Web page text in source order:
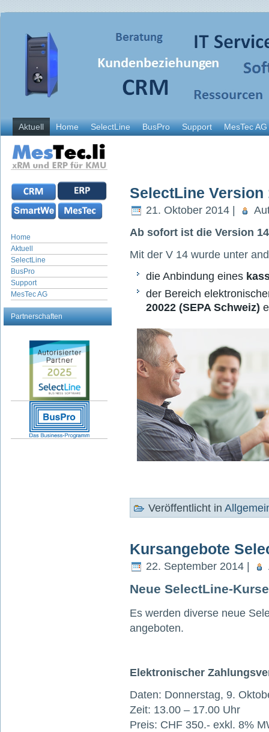
Aktuell Home SelectLine BusPro Support MesTec AG
Home
Aktuell
SelectLine
BusPro
Support
MesTec AG
Partnerschaften
SelectLine
21. Oktober 2014 |
Ab sofort ist die Version
Mit der V 14 wurde unter
die Anbindung eines
der Bereich
20022 (SEPA Schweiz)
Veröffentlicht in
Kursangebote
22. September 2014 |
Neue SelectLine-Kurse
Es werden diverse neue
angeboten.
Elektronischer
Daten: Donnerstag, 9.
Zeit: 13.00 – 17.00 Uhr
Preis: CHF 350.- exkl. 8%